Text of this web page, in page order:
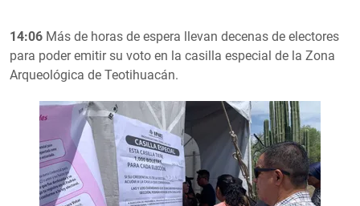
14:06 Más de horas de espera llevan decenas de electores
para poder emitir su voto en la casilla especial de la Zona
Arqueológica de Teotihuacán.